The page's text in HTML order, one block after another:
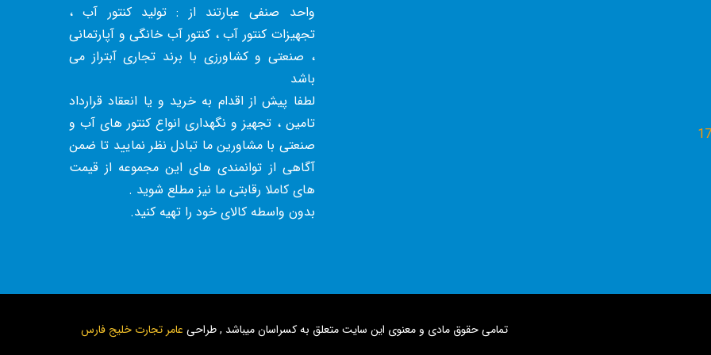
واحد صنفی عبارتند از : تولید کنتور آب ،
تجهیزات کنتور آب ، کنتور آب خانگی و آپارتمانی
، صنعتی و کشاورزی با برند تجاری آبتراز می
باشد
لطفا پیش از اقدام به خرید و یا انعقاد قرارداد
تامین ، تجهیز و نگهداری انواع کنتور های آب و
صنعتی با مشاورین ما تبادل نظر نمایید تا ضمن
آگاهی از توانمندی های این مجموعه از قیمت
های کاملا رقابتی ما نیز مطلع شوید .
بدون واسطه کالای خود را تهیه کنید.
تمامی حقوق مادی و معنوی این سایت متعلق به کسراسان میباشد , طراحی عامر تجارت خلیج فارس